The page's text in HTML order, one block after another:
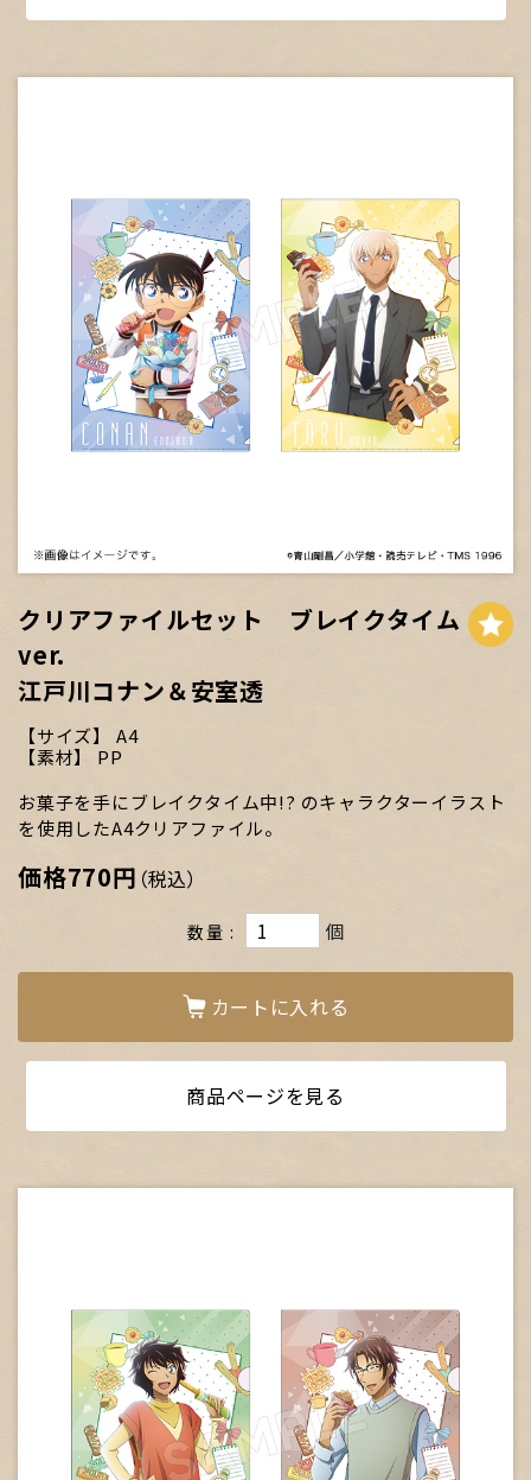
クリアファイルセット ブレイクタイム
ver.
江戸川コナン＆安室透
サイズ
A4
素材
PP
お菓子を手にブレイクタイム中!? のキャラクターイラスト
を使用したA4クリアファイル。
価格770円 （税込）
数量 個
カートに入れる
商品ページを見る